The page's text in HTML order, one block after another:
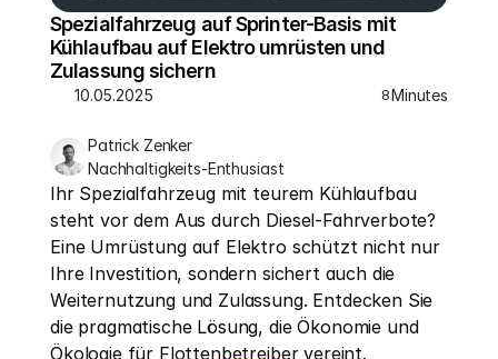
Spezialfahrzeug auf Sprinter-Basis mit
Kühlaufbau auf Elektro umrüsten und
Zulassung sichern
10.05.2025 8Minutes
Patrick Zenker
Nachhaltigkeits-Enthusiast
Ihr Spezialfahrzeug mit teurem Kühlaufbau
steht vor dem Aus durch Diesel-Fahrverbote?
Eine Umrüstung auf Elektro schützt nicht nur
Ihre Investition, sondern sichert auch die
Weiternutzung und Zulassung. Entdecken Sie
die pragmatische Lösung, die Ökonomie und
Ökologie für Flottenbetreiber vereint.